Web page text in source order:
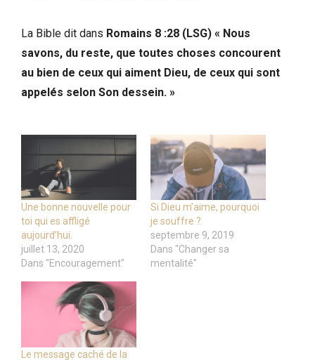
La Bible dit dans Romains 8 :28 (LSG) « Nous
savons, du reste, que toutes choses concourent
au bien de ceux qui aiment Dieu, de ceux qui sont
appelés selon Son dessein. »
Une bonne nouvelle pour
toi qui es affligé
aujourd’hui.
juillet 13, 2020
Dans "Encouragement"
Si Dieu m’aime, pourquoi
je souffre ?
septembre 9, 2019
Dans "Changer sa
mentalité"
Le message caché de la